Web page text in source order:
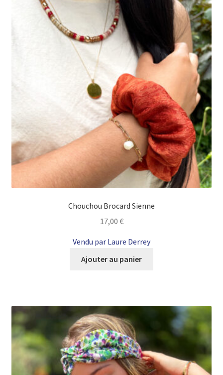
Chouchou Brocard Sienne
17,00 €
Vendu par Laure Derrey
Ajouter au panier